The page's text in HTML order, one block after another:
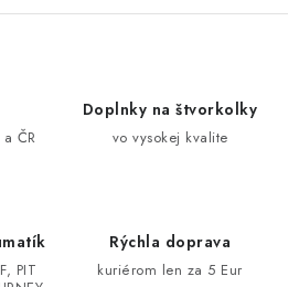
570/650/800/1000
X8
ČR
Doplnky na štvorkolky
vo vysokej kvalite
PIT
Rýchla doprava
kuriérom len za 5 Eur